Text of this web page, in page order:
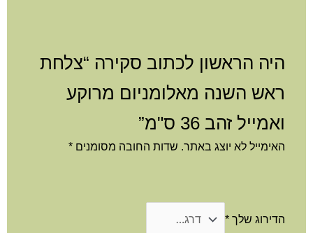
היה הראשון לכתוב סקירה “צלחת
ראש השנה מאלומניום מרוקע
ואמייל זהב 36 ס"מ”
האימייל לא יוצג באתר. שדות החובה מסומנים *
הדירוג שלך *